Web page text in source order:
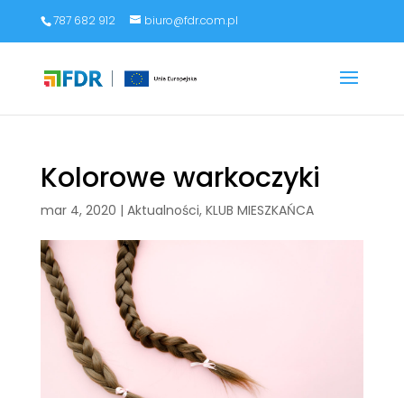
787 682 912 biuro@fdr.com.pl
Kolorowe warkoczyki
mar 4, 2020 | Aktualności, KLUB MIESZKAŃCA